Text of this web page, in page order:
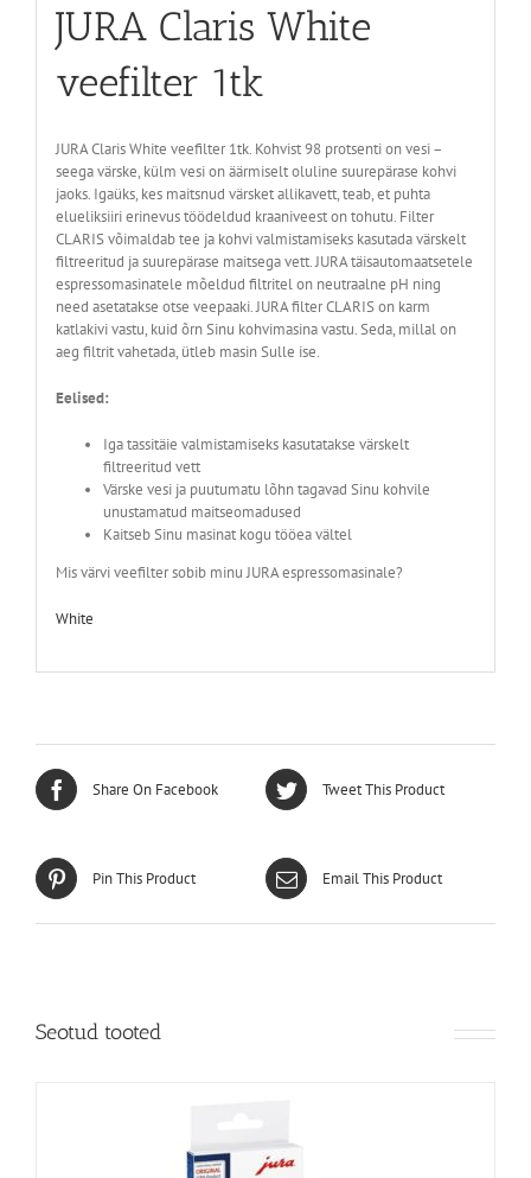
JURA Claris White
veefilter 1tk
JURA Claris White veefilter 1tk. Kohvist 98 protsenti on vesi –
seega värske, külm vesi on äärmiselt oluline suurepärase kohvi
jaoks. Igaüks, kes maitsnud värsket allikavett, teab, et puhta
elueliksiiri erinevus töödeldud kraaniveest on tohutu. Filter
CLARIS võimaldab tee ja kohvi valmistamiseks kasutada värskelt
filtreeritud ja suurepärase maitsega vett. JURA täisautomaatsetele
espressomasinatele mõeldud filtritel on neutraalne pH ning
need asetatakse otse veepaaki. JURA filter CLARIS on karm
katlakivi vastu, kuid õrn Sinu kohvimasina vastu. Seda, millal on
aeg filtrit vahetada, ütleb masin Sulle ise.
Eelised:
Iga tassitäie valmistamiseks kasutatakse värskelt
filtreeritud vett
Värske vesi ja puutumatu lõhn tagavad Sinu kohvile
unustamatud maitseomadused
Kaitseb Sinu masinat kogu tööea vältel
Mis värvi veefilter sobib minu JURA espressomasinale?
White
Share On Facebook Tweet This Product
Pin This Product Email This Product
Seotud tooted